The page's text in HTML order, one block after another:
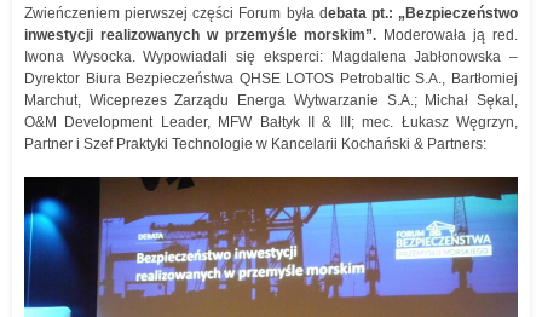
Zwieńczeniem pierwszej części Forum była debata pt.: „Bezpieczeństwo
inwestycji realizowanych w przemyśle morskim”. Moderowała ją red.
Iwona Wysocka. Wypowiadali się eksperci: Magdalena Jabłonowska –
Dyrektor Biura Bezpieczeństwa QHSE LOTOS Petrobaltic S.A., Bartłomiej
Marchut, Wiceprezes Zarządu Energa Wytwarzanie S.A.; Michał Sękal,
O&M Development Leader, MFW Bałtyk II & III; mec. Łukasz Węgrzyn,
Partner i Szef Praktyki Technologie w Kancelarii Kochański & Partners: